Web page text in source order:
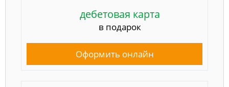
дебетовая карта
в подарок
Оформить онлайн